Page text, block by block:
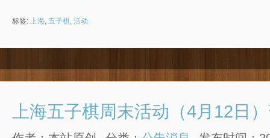
标签: 上海 五子棋 活动
上海五子棋周末活动（4月12日